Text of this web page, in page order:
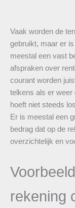
Vaak worden de
gebruikt, maar er
meestal een vast
afspraken over
courant worden
telkens als er weer
hoeft niet steeds
Er is meestal een
bedrag dat op de
overzichtelijk en
rekening